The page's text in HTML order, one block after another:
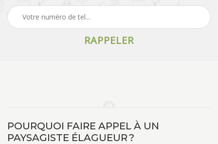
POURQUOI FAIRE APPEL À UN
PAYSAGISTE ÉLAGUEUR ?